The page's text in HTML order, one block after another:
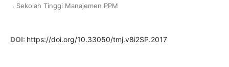
, Sekolah Tinggi Manajemen PPM
DOI: https://doi.org/10.33050/tmj.v8i2SP.2017